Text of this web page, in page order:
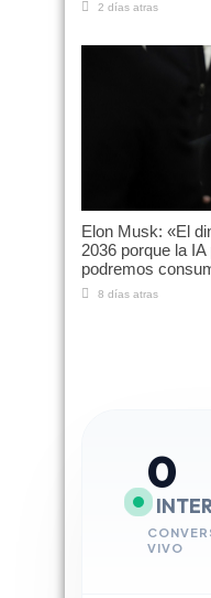
2 días atras
Elon Musk: «El
2036 porque la
podremos
8 días atras
0
VIVO